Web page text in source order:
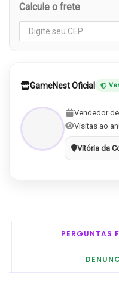
Calcule o frete
GameNest Oficial
Vendedor
Visitas ao
Vitória da
PERGUNTAS